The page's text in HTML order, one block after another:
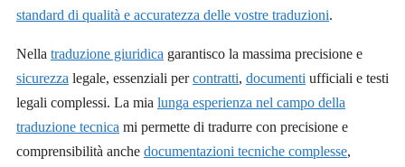
standard di qualità e accuratezza delle vostre traduzioni.
Nella traduzione giuridica garantisco la massima precisione e
sicurezza legale, essenziali percontratti, documenti ufficiali e testi
legali complessi. La mia lunga esperienza nel campo della
traduzione tecnica mi permette di tradurre con precisione e
comprensibilità anche documentazioni tecniche complesse,